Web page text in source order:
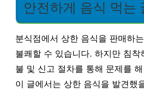
안전하게 음식 먹는
분식점에서 상한 음식을 판매하
불쾌할 수 있습니다. 하지만 침착
불 및 신고 절차를 통해 문제를
이 글에서는 상한 음식을 발견했